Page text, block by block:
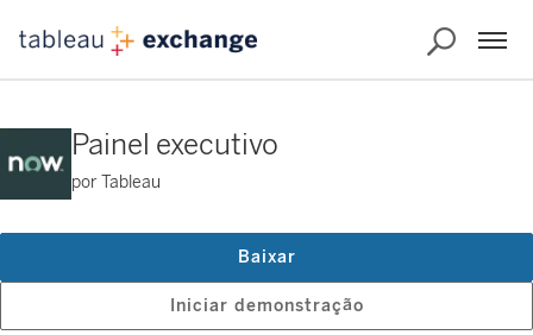
Painel executivo
por Tableau
Iniciar demonstração
Baixar